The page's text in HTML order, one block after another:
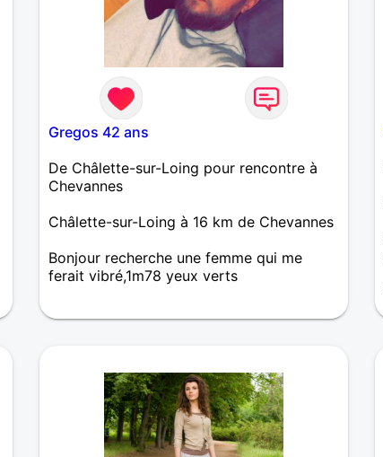
Gregos 42 ans
De Châlette-sur-Loing pour rencontre à
Chevannes
Châlette-sur-Loing à 16 km de Chevannes
Bonjour recherche une femme qui me
ferait vibré,1m78 yeux verts